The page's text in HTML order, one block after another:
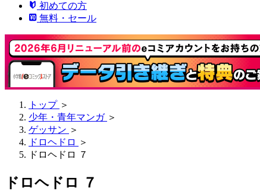
初めての方
無料・セール
トップ ＞
少年・青年マンガ ＞
ゲッサン ＞
ドロヘドロ
＞
ドロヘドロ ７
ドロヘドロ ７